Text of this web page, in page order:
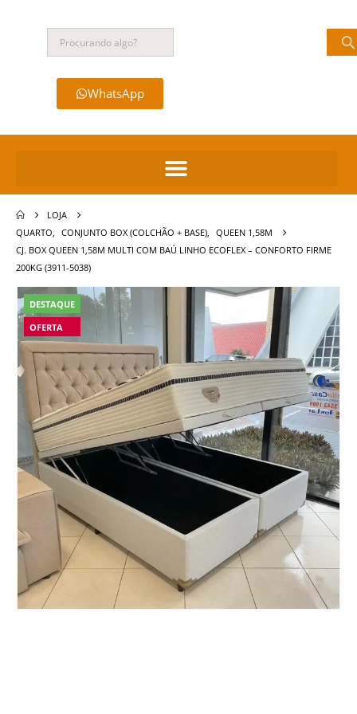
WhatsApp
LOJA
QUARTO
CONJUNTO BOX (COLCHÃO + BASE)
QUEEN 1,58M
CJ. BOX QUEEN 1,58M MULTI COM BAÚ LINHO ECOFLEX – CONFORTO FIRME
200KG (3911-5038)
DESTAQUE
OFERTA